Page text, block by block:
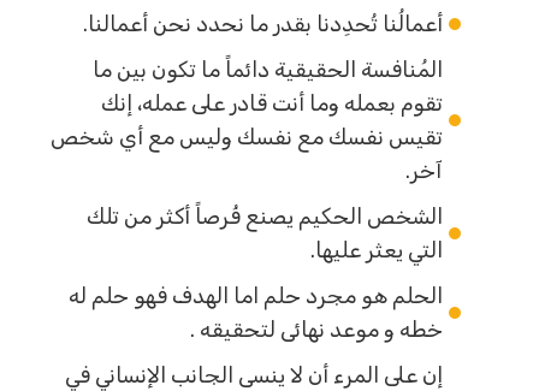
أعمالُنا تُحدِدنا بقدر ما نحدد نحن أعمالنا.
المُنافسة الحقيقية دائماً ما تكون بين ما
تقوم بعمله وما أنت قادر على عمله، إنك
تقيس نفسك مع نفسك وليس مع أي شخص
آخر.
الشخص الحكيم يصنع فُرصاً أكثر من تلك
التي يعثر عليها.
الحلم هو مجرد حلم اما الهدف فهو حلم له
خطه و موعد نهائى لتحقيقه .
إن على المرء أن لا ينسى الجانب الإنساني في